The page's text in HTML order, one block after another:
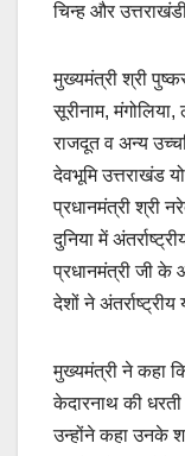
चिन्ह और
मुख्यमंत्री श्री
सूरीनाम,
राजदूत व अन्य
देवभूमि उत्तराखंड
प्रधानमंत्री श्री
दुनिया में
प्रधानमंत्री जी के
देशों ने अंतर्राष्ट्रीय
मुख्यमंत्री ने कहा
केदारनाथ की
उन्होंने कहा उनके